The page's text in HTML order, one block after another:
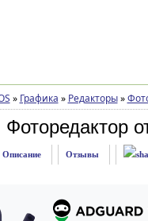
» Графика » Редакторы »
Фоторедактор
Описание Отзывы